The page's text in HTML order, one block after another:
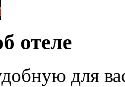
отеле
для